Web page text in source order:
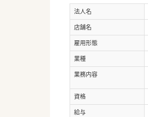
法人名
店舗名
雇用形態
業種
業務内容
資格
給与